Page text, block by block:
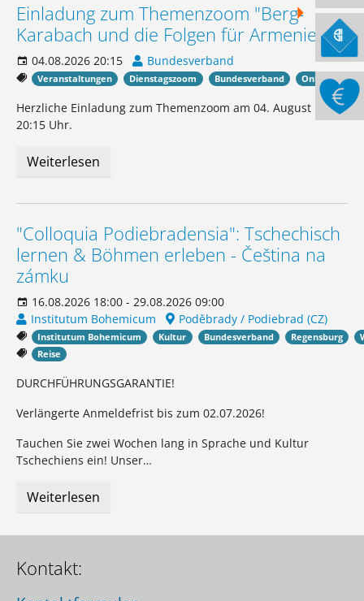
Einladung zum Themenzoom "Berg-
Karabach und die Folgen für Armenien"
04.08.2026 20:15 Bundesverband
Veranstaltungen Dienstagszoom Bundesverband Online
Herzliche Einladung zum Themenzoom am 04. August um
20:15 Uhr.
Weiterlesen
"Colloquia Podiebradensia": Tschechisch
lernen & Böhmen erleben - Čeština na
zámku
16.08.2026 18:00 - 29.08.2026 09:00
Institutum Bohemicum
Poděbrady / Podiebrad (CZ)
Institutum Bohemicum Kultur Bundesverband Regensburg
Reise
DURCHFÜHRUNGSGARANTIE!
Verlängerte Anmeldefrist bis zum 02.07.2026!
Tauchen Sie zwei Wochen lang in Sprache und Kultur
Tschechiens ein! Unser…
Weiterlesen
Kontakt: